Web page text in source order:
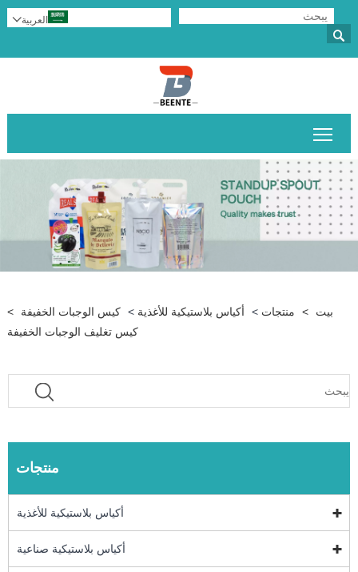

العربية
بيت > منتجات > أكياس بلاستيكية للأغذية > كيس الوجبات الخفيفة
>
كيس تغليف الوجبات الخفيفة
منتجات
أكياس بلاستيكية للأغذية
أكياس بلاستيكية صناعية